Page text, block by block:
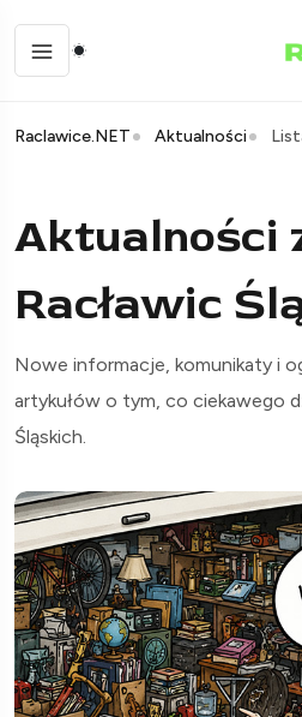
Raclawice.NET Aktualności
Aktualności
Racławic
Nowe informacje, komunikaty i
artykułów o tym, co ciekawego
Śląskich.